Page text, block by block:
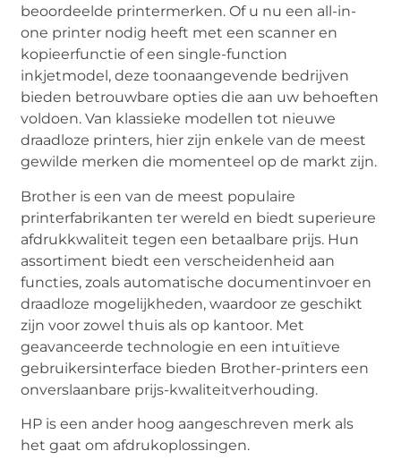
beoordeelde printermerken. Of u nu een all-in-
one printer nodig heeft met een scanner en
kopieerfunctie of een single-function
inkjetmodel, deze toonaangevende bedrijven
bieden betrouwbare opties die aan uw behoeften
voldoen. Van klassieke modellen tot nieuwe
draadloze printers, hier zijn enkele van de meest
gewilde merken die momenteel op de markt zijn.
Brother is een van de meest populaire
printerfabrikanten ter wereld en biedt superieure
afdrukkwaliteit tegen een betaalbare prijs. Hun
assortiment biedt een verscheidenheid aan
functies, zoals automatische documentinvoer en
draadloze mogelijkheden, waardoor ze geschikt
zijn voor zowel thuis als op kantoor. Met
geavanceerde technologie en een intuïtieve
gebruikersinterface bieden Brother-printers een
onverslaanbare prijs-kwaliteitverhouding.
HP is een ander hoog aangeschreven merk als
het gaat om afdrukoplossingen.